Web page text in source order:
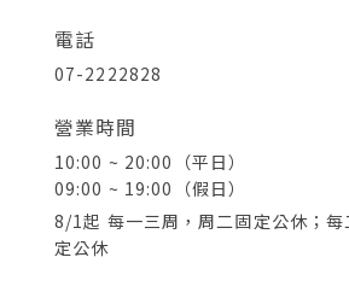
電話
07-2222828
營業時間
10:00 ~ 20:00（平日）
09:00 ~ 19:00（假日）
8/1起 每一三周，周二固定公休；
定公休